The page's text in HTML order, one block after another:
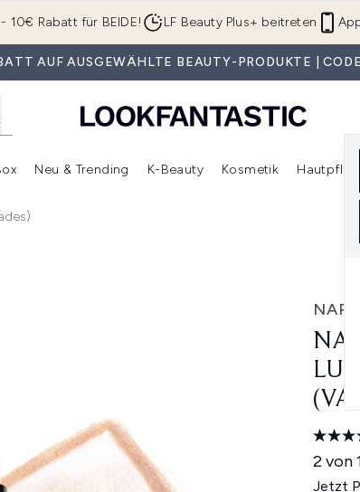
Zum Hauptinhalt springen
10€ Rabatt für BEIDE! LF Beauty Plus+ beitreten
AUF AUSGEWÄHLTE BEAUTY-PRODUKTE |
Untermenü Anmelden (Geschenke)Untermenü Anmelden (Marken) Untermenü Anmelden (Beauty Box)
Neu & Trending
Untermenü Anmelden (Neu &
K-Beauty Kosmetik
NARS
2 von
Jetzt